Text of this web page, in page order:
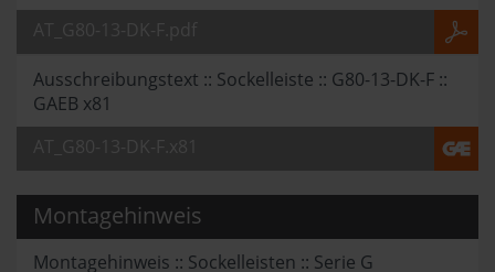
AT_G80-13-DK-F.pdf
Ausschreibungstext :: Sockelleiste :: G80-13-DK-F ::
GAEB x81
AT_G80-13-DK-F.x81
Montagehinweis
Montagehinweis :: Sockelleisten :: Serie G